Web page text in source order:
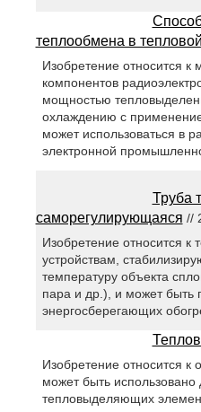
теплообмена в
Изобретение относится к
компонентов
мощностью
охлаждению с
может использоваться в
электронной
Труба
саморегулирующаяся //
Изобретение относится
устройствам,
температуру объекта
пара и др.), и может быть
энергосберегающих
Изобретение относится к
может быть
тепловыделяющих